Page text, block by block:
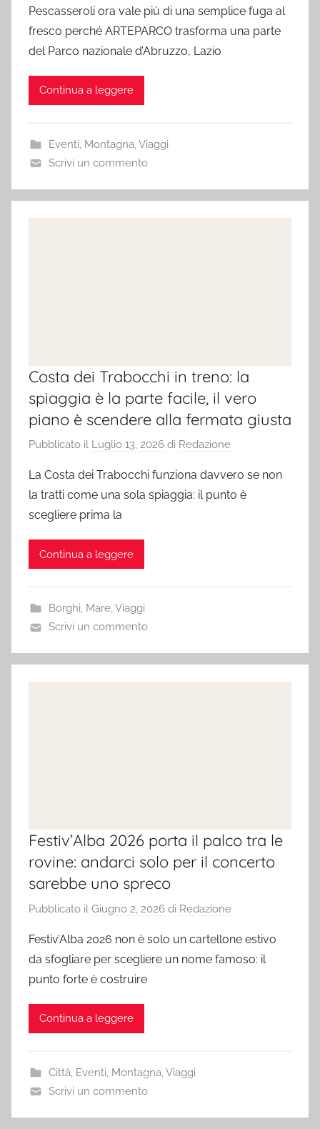
Pescasseroli ora vale più di una semplice fuga al
fresco perché ARTEPARCO trasforma una parte
del Parco nazionale d’Abruzzo, Lazio
Continua a leggere
Eventi, Montagna,Viaggi
Scrivi un commento
Costa dei Trabocchi in treno: la
spiaggia è la parte facile, il vero
piano è scendere alla fermata giusta
Pubblicato il Luglio 13, 2026 di Redazione
La Costa dei Trabocchi funziona davvero se non
la tratti come una sola spiaggia: il punto è
scegliere prima la
Continua a leggere
Borghi, Mare,Viaggi
Scrivi un commento
Festiv’Alba 2026 porta il palco tra le
rovine: andarci solo per il concerto
sarebbe uno spreco
Pubblicato il Giugno 2, 2026 di Redazione
Festiv’Alba 2026 non è solo un cartellone estivo
da sfogliare per scegliere un nome famoso: il
punto forte è costruire
Continua a leggere
Città, Eventi, Montagna,Viaggi
Scrivi un commento